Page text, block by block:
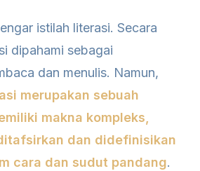
istilah literasi. Secara
dipahami sebagai
dan menulis. Namun,
merupakan sebuah
makna kompleks,
dan didefinisikan
cara dan sudut pandang.